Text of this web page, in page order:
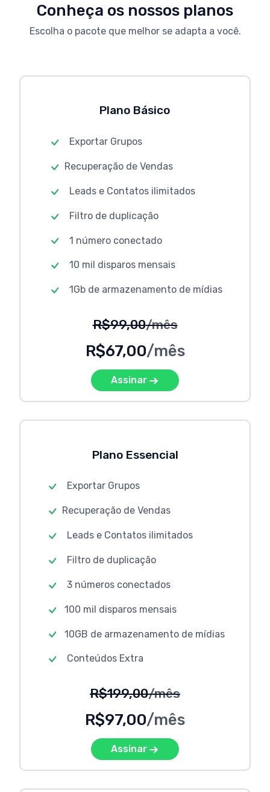
Conheça os nossos planos
Escolha o pacote que melhor se adapta a você.
Plano Básico
Exportar Grupos
Recuperação de Vendas
Leads e Contatos ilimitados
Filtro de duplicação
1 número conectado
10 mil disparos mensais
1Gb de armazenamento de mídias
R$99,00/mês
R$67,00/mês
Assinar
Plano Essencial
Exportar Grupos
Recuperação de Vendas
Leads e Contatos ilimitados
Filtro de duplicação
3 números conectados
100 mil disparos mensais
10GB de armazenamento de mídias
Conteúdos Extra
R$199,00/mês
R$97,00/mês
Assinar